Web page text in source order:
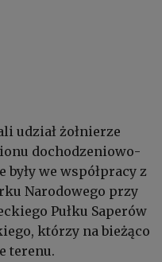
udział żołnierze
dochodzeniowo-
były we współpracy z
Narodowego przy
Pułku Saperów
którzy na bieżąco
terenu.